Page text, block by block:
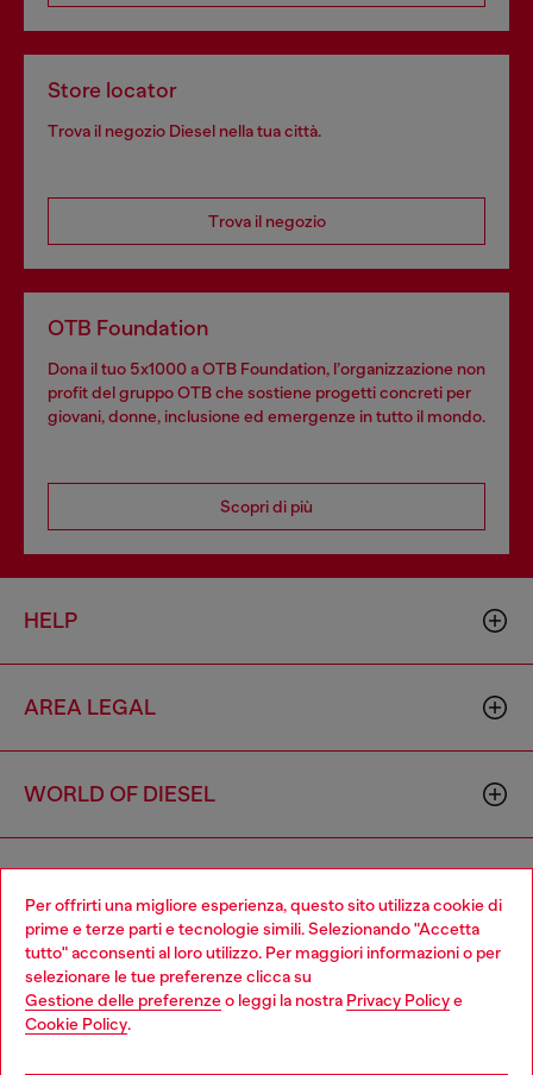
Per offrirti una migliore esperienza, questo sito utilizza cookie di
prime e terze parti e tecnologie simili. Selezionando "Accetta
tutto" acconsenti al loro utilizzo. Per maggiori informazioni o per
selezionare le tue preferenze clicca su
Gestione delle preferenzeo leggi la nostra Privacy Policye
Cookie Policy.
Store locator
Trova il negozio Diesel nella tua città.
Trova il negozio
OTB Foundation
Dona il tuo 5x1000 a OTB Foundation, l’organizzazione non
profit del gruppo OTB che sostiene progetti concreti per
giovani, donne, inclusione ed emergenze in tutto il mondo.
Scopri di più
HELP
AREA LEGAL
WORLD OF DIESEL
Choose your location
You are currently browsing Italia website, but it seems you may
be based in United States